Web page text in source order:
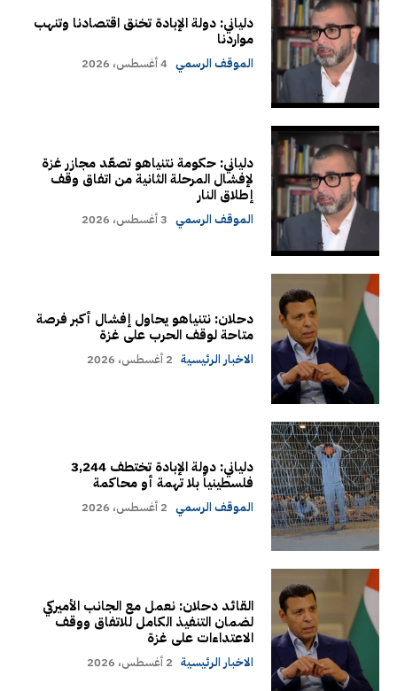
دلياني: دولة الإبادة تخنق اقتصادنا وتنهب
مواردنا
الموقف الرسمي 4 أغسطس، 2026
دلياني: حكومة نتنياهو تصعّد مجازر غزة
لإفشال المرحلة الثانية من اتفاق وقف
إطلاق النار
الموقف الرسمي 3 أغسطس، 2026
دحلان: نتنياهو يحاول إفشال أكبر فرصة
متاحة لوقف الحرب على غزة
الاخبار الرئيسية 2 أغسطس، 2026
دلياني: دولة الإبادة تختطف 3,244
فلسطينياً بلا تهمة أو محاكمة
الموقف الرسمي 2 أغسطس، 2026
القائد دحلان: نعمل مع الجانب الأميركي
لضمان التنفيذ الكامل للاتفاق ووقف
الاعتداءات على غزة
الاخبار الرئيسية 2 أغسطس، 2026